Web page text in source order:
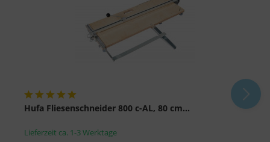
Hufa Fliesenschneider 800 c-AL, 80 cm...
Lieferzeit ca. 1-3 Werktage